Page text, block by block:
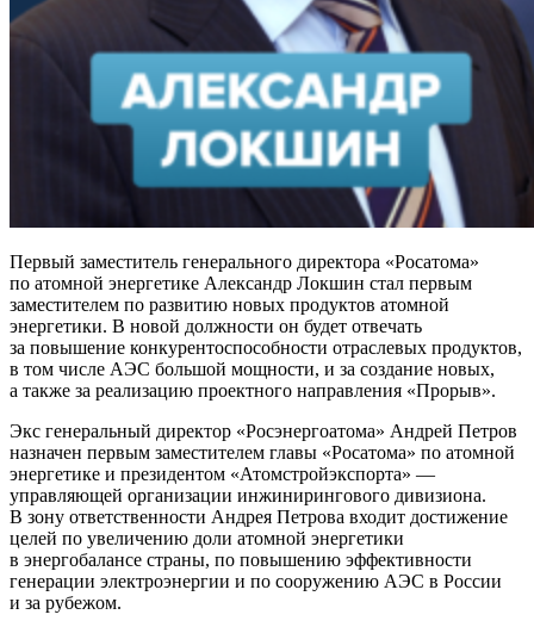
Первый заместитель генерального директора «Росатома»
по атомной энергетике Александр Локшин стал первым
заместителем по развитию новых продуктов атомной
энергетики. В новой должности он будет отвечать
за повышение конкурентоспособности отраслевых продуктов,
в том числе АЭС большой мощности, и за создание новых,
а также за реализацию проектного направления «Прорыв».
Экс генеральный директор «Росэнергоатома» Андрей Петров
назначен первым заместителем главы «Росатома» по атомной
энергетике и президентом «Атомстройэкспорта» — ​
управляющей организации инжинирингового дивизиона.
В зону ответственности Андрея Петрова входит достижение
целей по увеличению доли атомной энергетики
в энергобалансе страны, по повышению эффективности
генерации электроэнергии и по сооружению АЭС в России
и за рубежом.